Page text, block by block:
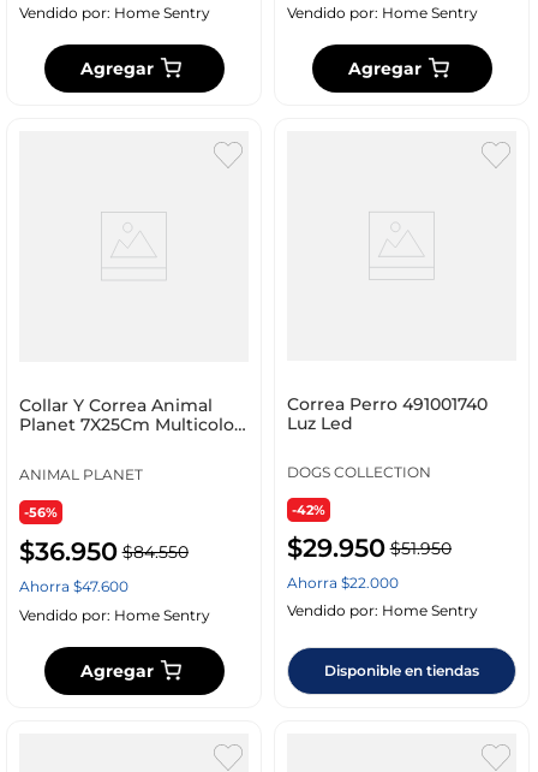
Vendido por: Home Sentry
Agregar
Vendido por: Home Sentry
Agregar
Collar Y Correa Animal
Planet 7X25Cm Multicolor
ANIMAL PLANET
-56%
$36.950 $84.550
Ahorra $47.600
Vendido por: Home Sentry
Agregar
Correa Perro 491001740
Luz Led
DOGS COLLECTION
-42%
$29.950 $51.950
Ahorra $22.000
Vendido por: Home Sentry
Disponible en tiendas